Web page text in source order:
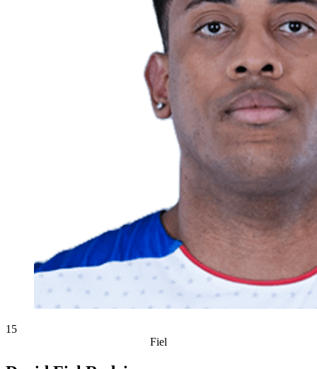
15
Fiel